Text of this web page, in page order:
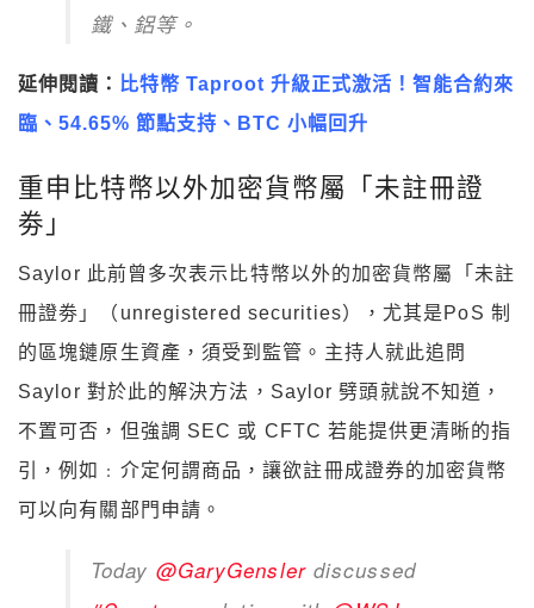
鐵、鋁等。
延伸閱讀： 比特幣 Taproot 升級正式激活！智能合約來
臨、54.65% 節點支持、BTC 小幅回升
重申比特幣以外加密貨幣屬「未註冊證
劵」
Saylor 此前曾多次表示比特幣以外的加密貨幣屬「未註
冊證劵」（unregistered securities），尤其是PoS 制
的區塊鏈原生資產，須受到監管。主持人就此追問
Saylor 對於此的解決方法，Saylor 劈頭就說不知道，
不置可否，但強調 SEC 或 CFTC 若能提供更清晰的指
引，例如﹕介定何謂商品，讓欲註冊成證券的加密貨幣
可以向有關部門申請。
Today @GaryGenslerdiscussed